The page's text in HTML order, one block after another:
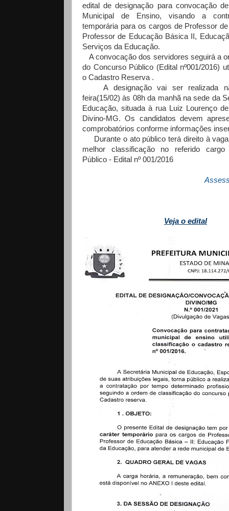
edital de designação para convocação
Municipal de Ensino, visando a
temporária para os cargos de Professor
Professor de Educação Básica II,
Serviços da Educação.
A convocação dos servidores seguirá a
do Concurso Público (Edital nº001/2016)
o Cadastro Reserva .
A designação vai ser realizada na
feira(15/02) às 08h da manhã na sede da
Educação, situada à rua Luiz Lourenço
Divino-MG. Os candidatos devem
comprobatórios conforme informações
Durante o ato público terá direito à
melhor classificação no referido cargo
Público - Edital nº 001/2016
Veja o edital